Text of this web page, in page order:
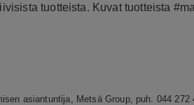
tuotteista. Kuvat tuotteista
asiantuntija, Metsä Group, puh. 044 272